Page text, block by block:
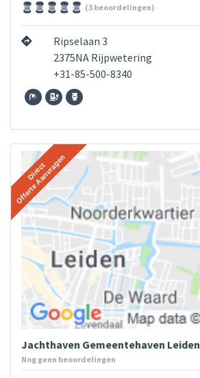
(3 beoordelingen)
Ripselaan 3
2375NA Rijpwetering
+31-85-500-8340
Jachthaven Gemeentehaven Leiden
Nog geen beoordelingen